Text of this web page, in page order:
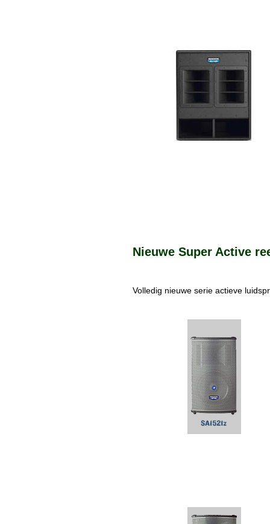
Nieuwe Super Active
Volledig nieuwe serie actieve